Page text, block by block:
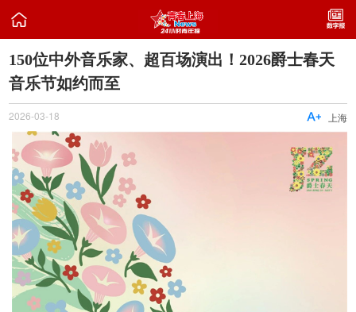

150位中外音乐家、超百场演出！2026爵士春天
音乐节如约而至
2026-03-18 上海
